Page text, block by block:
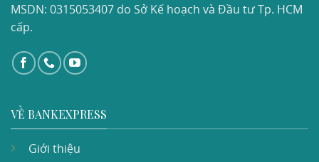
MSDN: 0315053407 do Sở Kế hoạch và Đầu tư Tp. HCM
cấp.
VỀ BANKEXPRESS
Giới thiệu